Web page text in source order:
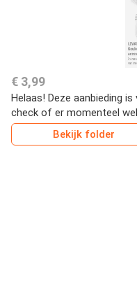
€ 3,99
Helaas! Deze aanbieding is
check of er momenteel
Bekijk folder